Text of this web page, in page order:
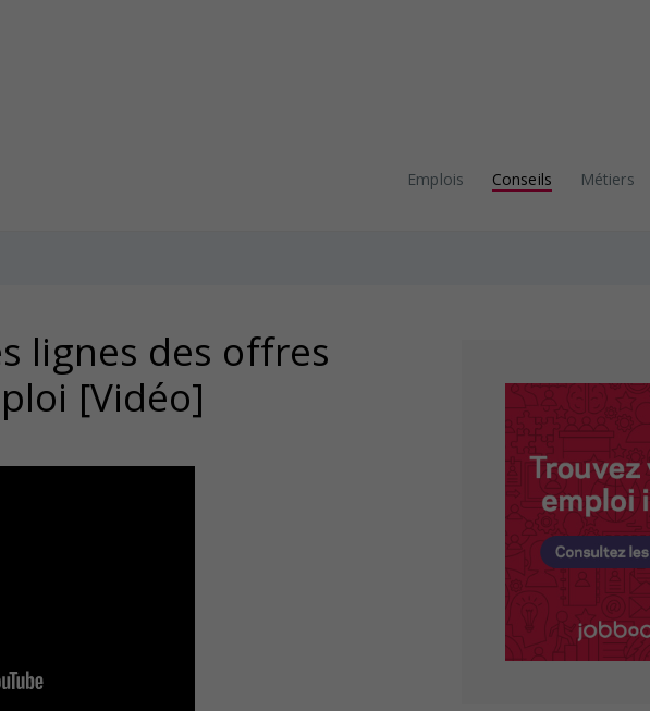
Emplois Conseils Métiers
lignes des offres
[Vidéo]